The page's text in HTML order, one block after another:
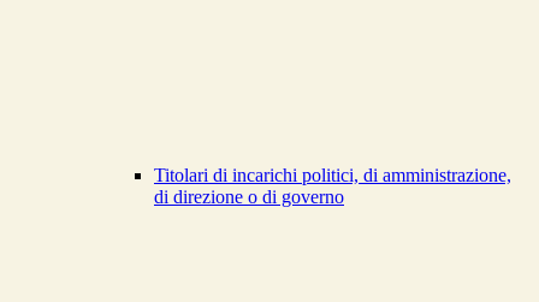
Titolari di incarichi politici, di amministrazione,
di direzione o di governo